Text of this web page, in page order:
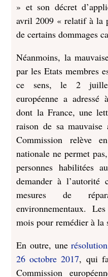
» et son décret
avril 2009 « relatif à la
de certains dommages
Néanmoins, la
par les Etats membres
ce sens, le 2
européenne a adressé
dont la France, une
raison de sa
Commission relève
nationale ne permet
personnes habilitées
demander à l’autorité
mesures de
environnementaux.
mois pour remédier à la
En outre, une
26 octobre 2017, qui
Commission